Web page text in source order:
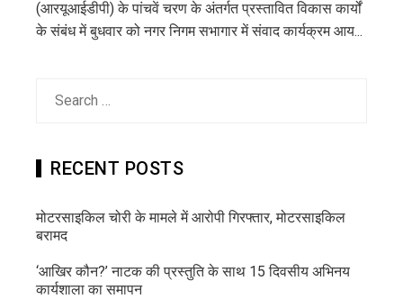
(आरयूआईडीपी) के पांचवें चरण के अंतर्गत प्रस्तावित विकास कार्यों
के संबंध में बुधवार को नगर निगम सभागार में संवाद कार्यक्रम आय...
RECENT POSTS
मोटरसाइकिल चोरी के मामले में आरोपी गिरफ्तार, मोटरसाइकिल
बरामद
‘आखिर कौन?’ नाटक की प्रस्तुति के साथ 15 दिवसीय अभिनय
कार्यशाला का समापन